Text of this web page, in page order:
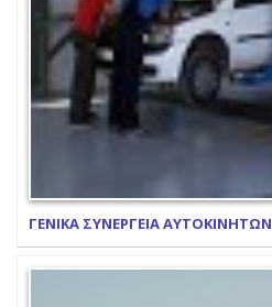
ΓΕΝΙΚΑ ΣΥΝΕΡΓΕΙΑ ΑΥΤΟΚΙΝΗΤΩΝ